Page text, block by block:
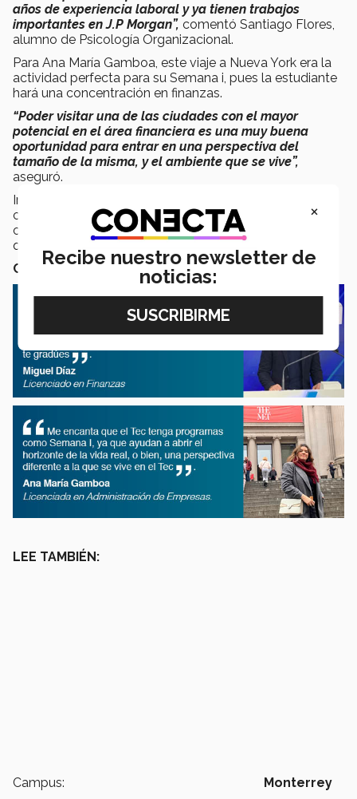
años de experiencia laboral y ya tienen trabajos
importantes en J.P Morgan”, comentó Santiago Flores,
alumno de Psicología Organizacional.
Para Ana María Gamboa, este viaje a Nueva York era la
actividad perfecta para su Semana i, pues la estudiante
hará una concentración en finanzas.
“Poder visitar una de las ciudades con el mayor
potencial en el área financiera es una muy buena
oportunidad para entrar en una perspectiva del
tamaño de la misma, y el ambiente que se vive”,
aseguró.
Indiferentemente de la carrera profesional, actividades
como esta son las que brindan a los estudiantes
conocimientos que los preparan y destacan una vez
que dejan las aulas del Tec.
COMPARTEN SU EXPERIENCIA
LEE TAMBIÉN:
Campus: Monterrey
×
Recibe nuestro newsletter de
noticias: